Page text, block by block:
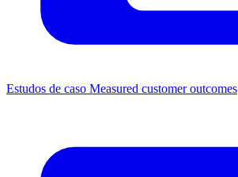
Estudos de caso Measured customer outcomes